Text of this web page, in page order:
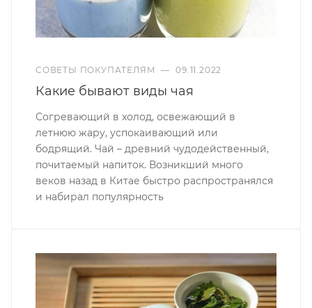
СОВЕТЫ ПОКУПАТЕЛЯМ — 09.11.2022
Какие бывают виды чая
Согревающий в холод, освежающий в
летнюю жару, успокаивающий или
бодрящий. Чай – древний чудодейственный,
почитаемый напиток. Возникший много
веков назад в Китае быстро распространялся
и набирал популярность